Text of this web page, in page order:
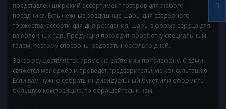
представлен широкий ассортимент товаров для любого
праздника. Есть нежные воздушные шары для свадебного
торжества, ассорти для дня рождения, шары в форме сердца для
влюбленных пар. Продукция проходит обработку специальным
гелем, поэтому способны радовать несколько дней.
Заказ осуществляется прямо на сайте или по телефону. С вами
свяжется менеджер и проведет предварительную консультацию.
Если вам нужно собрать индивидуальный букет или оформить
большую композицию, то обращайтесь к нам.